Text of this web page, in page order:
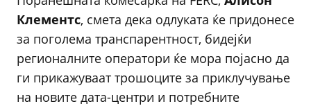
Клементс, смета дека одлуката ќе придонесе
за поголема транспарентност, бидејќи
регионалните оператори ќе мора појасно да
ги прикажуваат трошоците за приклучување
на новите дата-центри и потребните